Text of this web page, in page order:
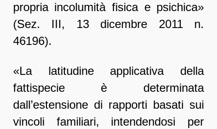
propria incolumità fisica e psichica»
(Sez. III, 13 dicembre 2011 n.
46196).
«La latitudine applicativa della
fattispecie è determinata
dall’estensione di rapporti basati sui
vincoli familiari, intendendosi per